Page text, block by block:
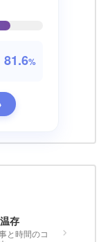
81.6%
存
と時間のコ
chevron_right